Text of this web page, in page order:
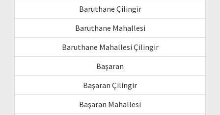
Baruthane Çilingir
Baruthane Mahallesi
Baruthane Mahallesi Çilingir
Başaran
Başaran Çilingir
Başaran Mahallesi